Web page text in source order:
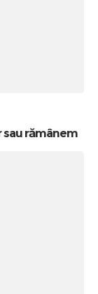
sau rămânem